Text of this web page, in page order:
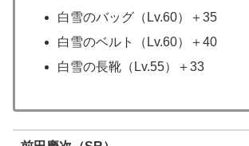
白雪のバッグ（Lv.60）＋35
白雪のベルト（Lv.60）＋40
白雪の長靴（Lv.55）＋33